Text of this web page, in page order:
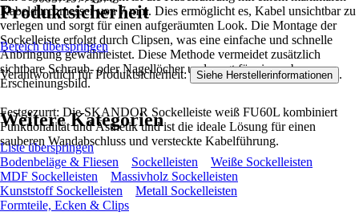
Kabeldurchmesser von 7 mm. Dies ermöglicht es, Kabel unsichtbar zu
verlegen und sorgt für einen aufgeräumten Look. Die Montage der
Sockelleiste erfolgt durch Clipsen, was eine einfache und schnelle
Anbringung gewährleistet. Diese Methode vermeidet zusätzlich
sichtbare Schraub- oder Nagellöcher und sorgt für ein sauberes
Erscheinungsbild.
Festgezurrt: Die SKANDOR Sockelleiste weiß FU60L kombiniert
Funktionalität und Ästhetik und ist die ideale Lösung für einen
sauberen Wandabschluss und versteckte Kabelführung.
Produktsicherheit
Bereich überspringen
Verantwortlich für Produktsicherheit: Siehe Herstellerinformationen .
Weitere Kategorien
Liste überspringen
Bodenbeläge & Fliesen
Sockelleisten
Weiße Sockelleisten
MDF Sockelleisten
Massivholz Sockelleisten
Kunststoff Sockelleisten
Metall Sockelleisten
Formteile, Ecken & Clips